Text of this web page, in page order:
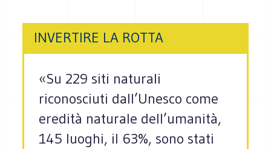
INVERTIRE LA ROTTA
«Su 229 siti naturali
riconosciuti dall’Unesco come
eredità naturale dell’umanità,
145 luoghi, il 63%, sono stati